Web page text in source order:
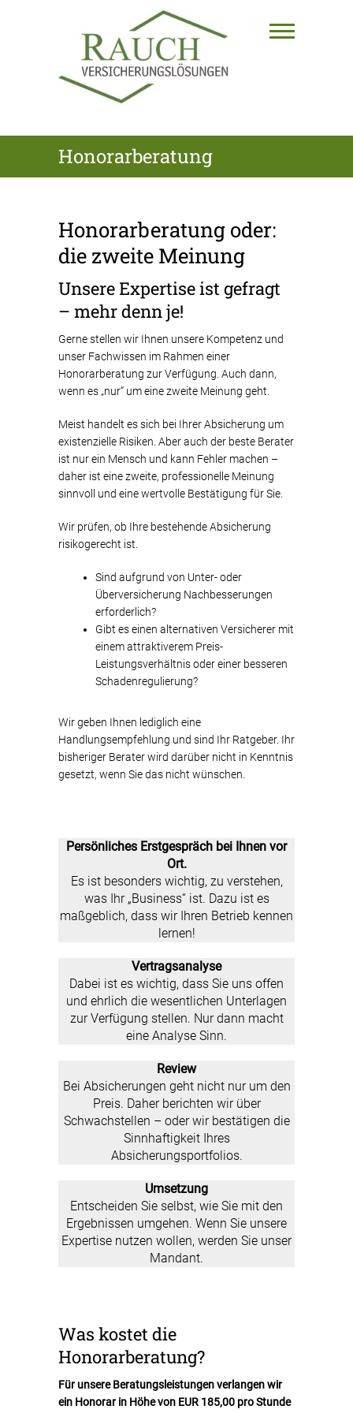
RAUCH
VERSICHERUNGSLÖSUNGEN
Honorarberatung
Honorarberatung oder:
die zweite Meinung
Unsere Expertise ist gefragt
– mehr denn je!
Gerne stellen wir Ihnen unsere Kompetenz und
unser Fachwissen im Rahmen einer
Honorarberatung zur Verfügung. Auch dann,
wenn es „nur“ um eine zweite Meinung geht.
Meist handelt es sich bei Ihrer Absicherung um
existenzielle Risiken. Aber auch der beste Berater
ist nur ein Mensch und kann Fehler machen –
daher ist eine zweite, professionelle Meinung
sinnvoll und eine wertvolle Bestätigung für Sie.
Wir prüfen, ob Ihre bestehende Absicherung
risikogerecht ist.
Sind aufgrund von Unter- oder
Überversicherung Nachbesserungen
erforderlich?
Gibt es einen alternativen Versicherer mit
einem attraktiverem Preis-
Leistungsverhältnis oder einer besseren
Schadenregulierung?
Wir geben Ihnen lediglich eine
Handlungsempfehlung und sind Ihr Ratgeber. Ihr
bisheriger Berater wird darüber nicht in Kenntnis
gesetzt, wenn Sie das nicht wünschen.
Persönliches Erstgespräch bei Ihnen vor
Ort.
Es ist besonders wichtig, zu verstehen,
was Ihr „Business“ ist. Dazu ist es
maßgeblich, dass wir Ihren Betrieb kennen
lernen!
Vertragsanalyse
Dabei ist es wichtig, dass Sie uns offen
und ehrlich die wesentlichen Unterlagen
zur Verfügung stellen. Nur dann macht
eine Analyse Sinn.
Review
Bei Absicherungen geht nicht nur um den
Preis. Daher berichten wir über
Schwachstellen – oder wir bestätigen die
Sinnhaftigkeit Ihres
Absicherungsportfolios.
Umsetzung
Entscheiden Sie selbst, wie Sie mit den
Ergebnissen umgehen. Wenn Sie unsere
Expertise nutzen wollen, werden Sie unser
Mandant.
Was kostet die
Honorarberatung?
Für unsere Beratungsleistungen verlangen wir
ein Honorar in Höhe von EUR 185,00 pro Stunde